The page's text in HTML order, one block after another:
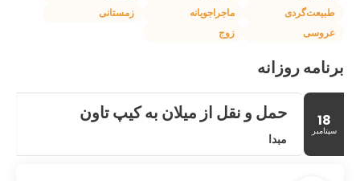
طبیعت‌گردی
ماجراجویانه
زمستانی
عروسی
زوج
برنامه روزانه
18
سپتامبر
حمل و نقل از میلان به کیپ تاون
مبدا